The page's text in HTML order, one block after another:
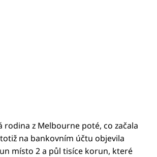
z Melbourne poté, co začala
na bankovním účtu objevila
místo 2 a půl tisíce korun, které